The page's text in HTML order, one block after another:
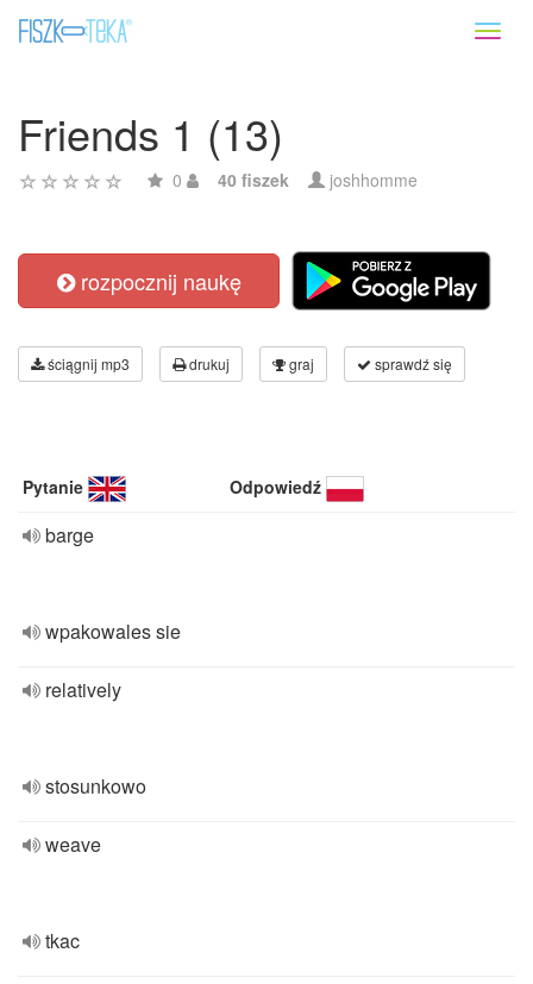
Friends 1 (13)
0 40 fiszek joshhomme
rozpocznij naukę
ściągnij mp3 drukuj graj sprawdź się
Pytanie Odpowiedź
barge
wpakowales sie
relatively
stosunkowo
weave
tkac